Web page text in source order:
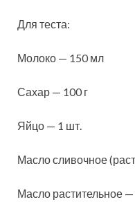
Для теста:
Молоко — 150 мл
Сахар — 100 г
Яйцо — 1 шт.
Масло сливочное
Масло растительное